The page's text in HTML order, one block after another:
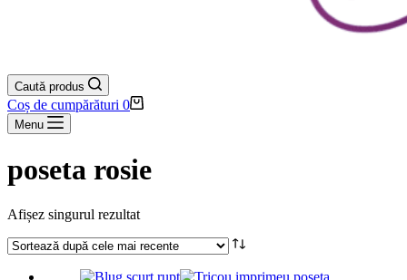
Caută produs
Coș de cumpărături 0
Menu
poseta rosie
Afișez singurul rezultat